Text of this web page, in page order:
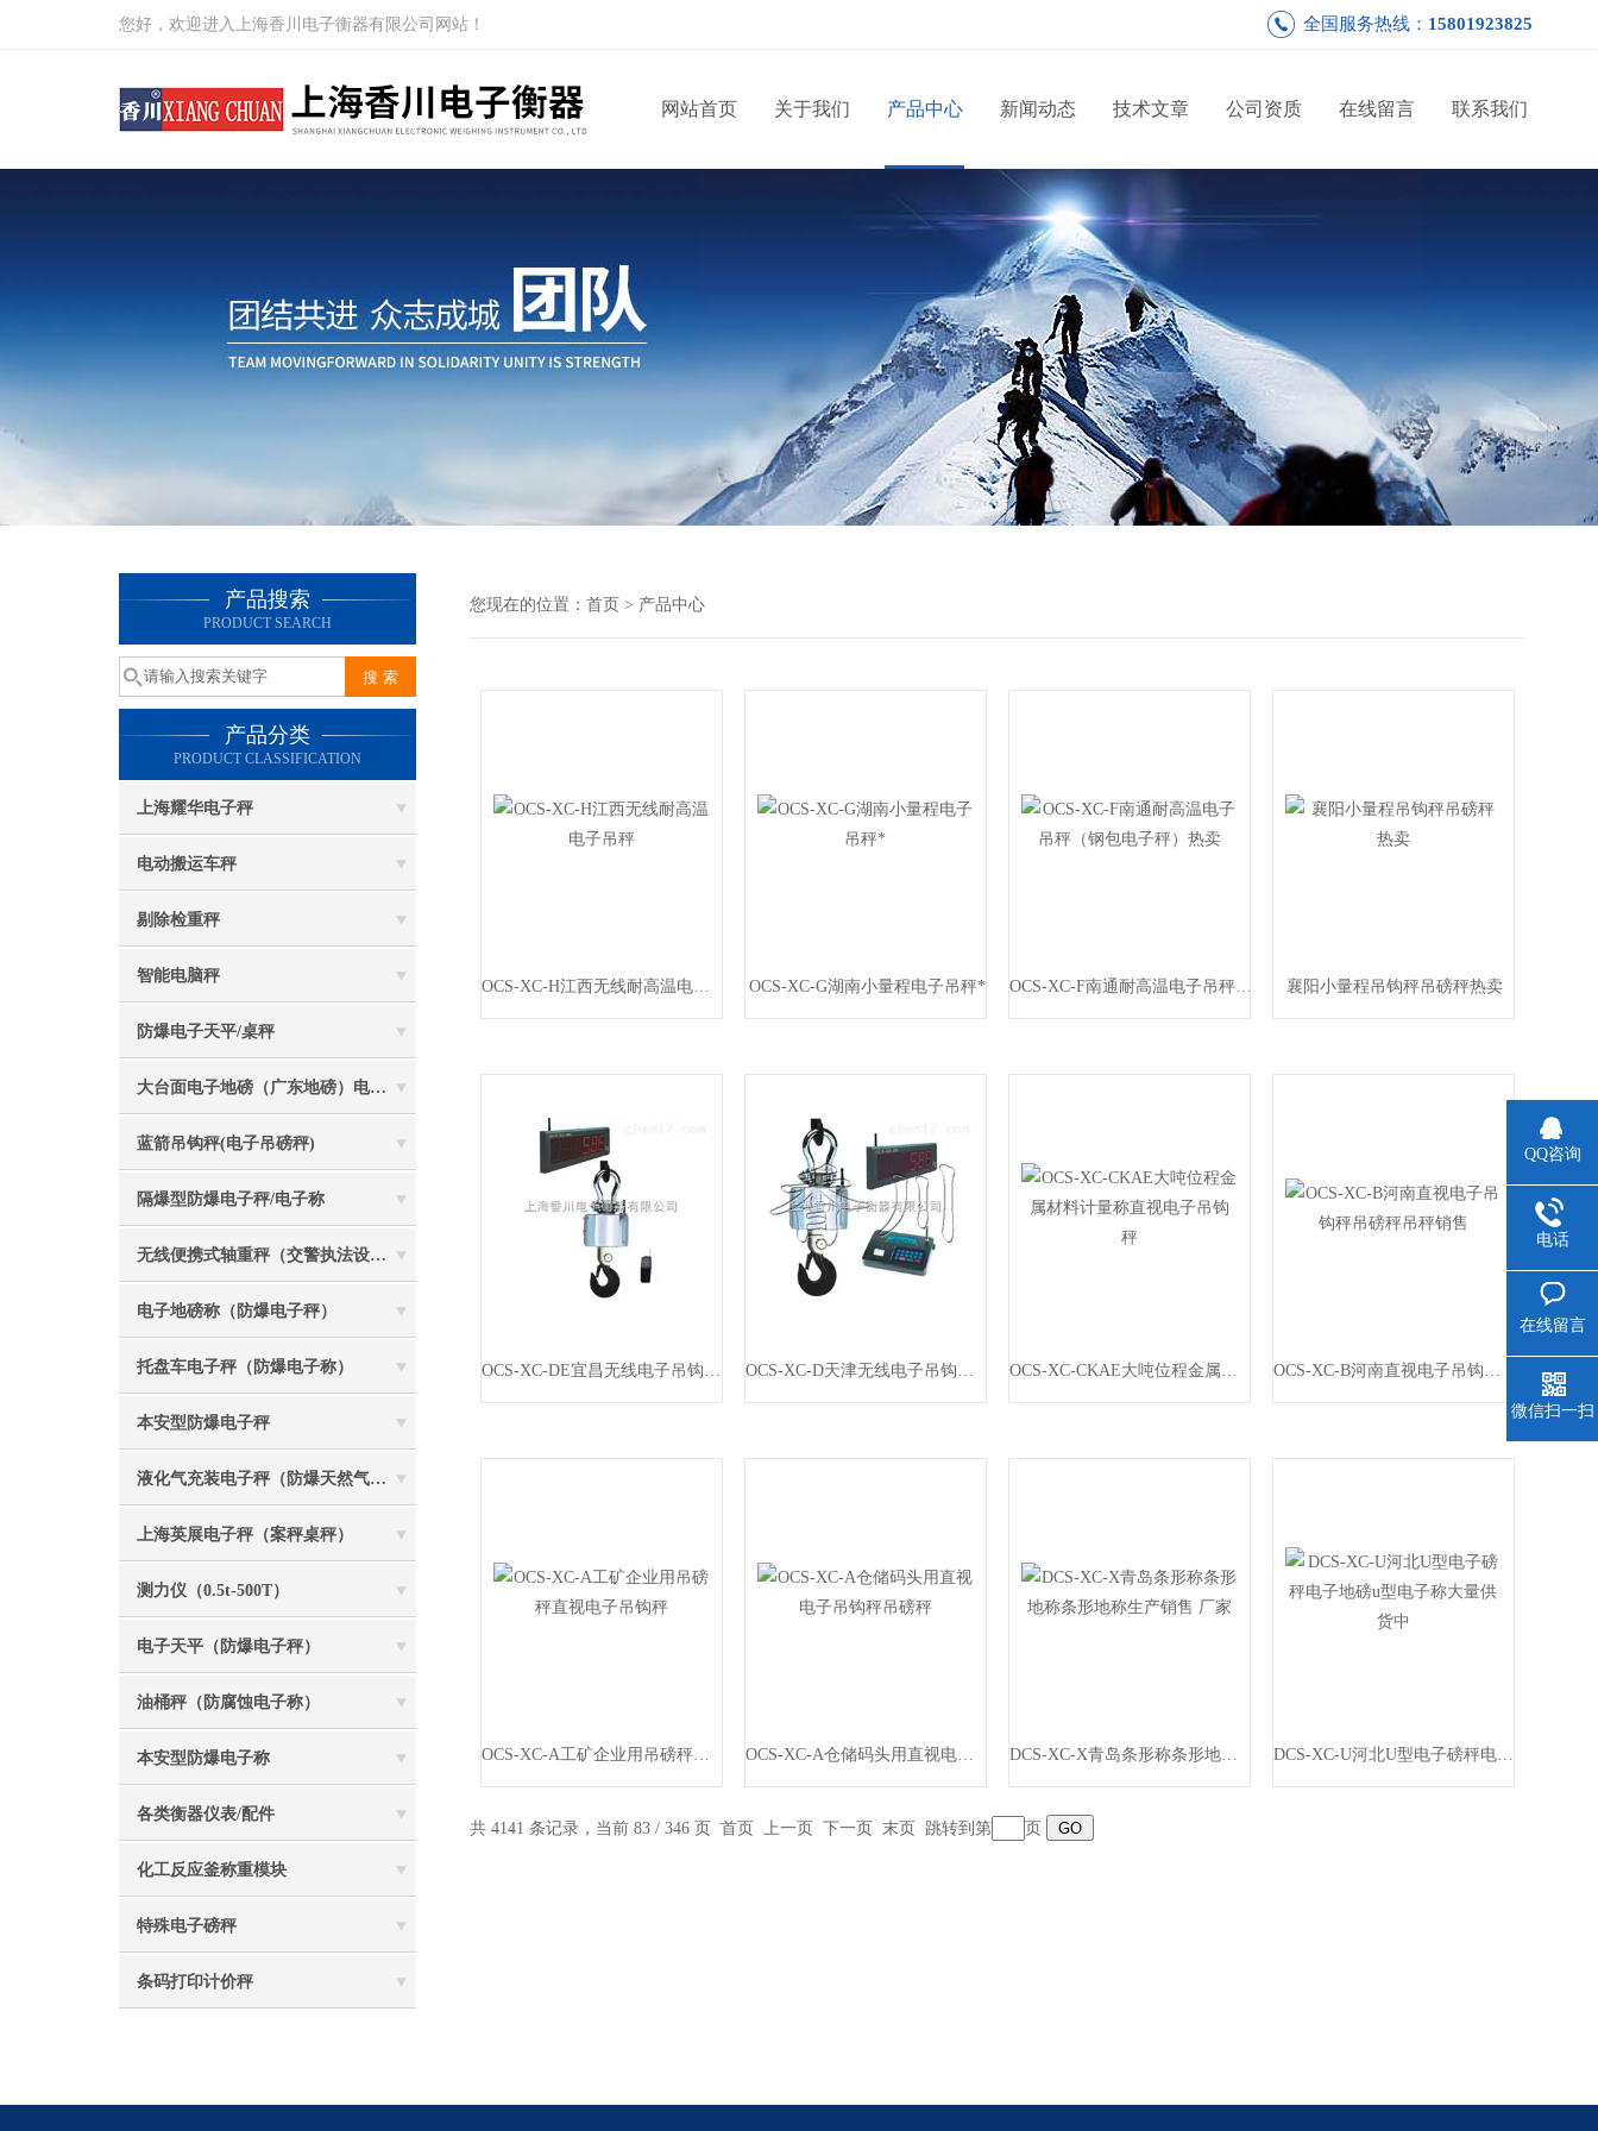
您好，欢迎进入上海香川电子衡器有限公司网站！ 全国服务热线： 15801923825
网站首页 关于我们 产品中心 新闻动态 技术文章 公司资质 在线留言 联系我们
产品搜索
PRODUCT SEARCH
产品分类
PRODUCT CLASSIFICATION
上海耀华电子秤
电动搬运车秤
剔除检重秤
智能电脑秤
防爆电子天平/桌秤
大台面电子地磅（广东地磅）电子汽车衡
蓝箭吊钩秤(电子吊磅秤)
隔爆型防爆电子秤/电子称
无线便携式轴重秤（交警执法设备）
电子地磅称（防爆电子秤）
托盘车电子秤（防爆电子称）
本安型防爆电子秤
液化气充装电子秤（防爆天然气灌装称）
上海英展电子秤（案秤桌秤）
测力仪（0.5t-500T）
电子天平（防爆电子秤）
油桶秤（防腐蚀电子称）
本安型防爆电子称
各类衡器仪表/配件
化工反应釜称重模块
特殊电子磅秤
条码打印计价秤
您现在的位置： 首页 > 产品中心
OCS-XC-H江西无线耐高温电子吊秤 OCS-XC-G湖南小量程电子吊秤* OCS-XC-F南通耐高温电子吊秤（钢包电子秤）热卖 襄阳小量程吊钩秤吊磅秤热卖
OCS-XC-DE宜昌无线电子吊钩秤（吊钩秤）大屏幕电子吊秤价格 OCS-XC-D天津无线电子吊钩秤（吊钩秤）吊磅秤火爆销售中 OCS-XC-CKAE大吨位程金属材料计量称直视电子吊钩秤 OCS-XC-B河南直视电子吊钩秤吊磅秤吊秤销售
OCS-XC-A工矿企业用吊磅秤直视电子吊钩秤 OCS-XC-A仓储码头用直视电子吊钩秤吊磅秤 DCS-XC-X青岛条形称条形地称条形地称生产销售 厂家 DCS-XC-U河北U型电子磅秤电子地磅u型电子称大量供货中
共 4141 条记录，当前 83 / 346 页 首页 上一页 下一页 末页 跳转到第 页
QQ咨询
电话
在线留言
微信扫一扫